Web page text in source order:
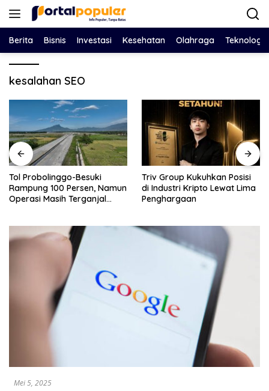
Langsung
Berita Bisnis Investasi Kesehatan Olahraga Teknologi
kesalahan SEO
Triv Group Kukuhkan Posisi
di Industri Kripto Lewat Lima
Penghargaan
Nasim Khan Pilih Jalur Dialog,
Jembatani Perselisihan
Holding PTPN dan SPBUN-
Mei 5, 2025